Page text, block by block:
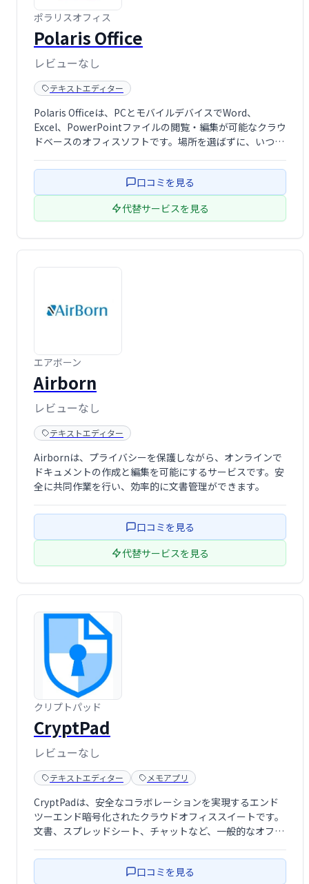
ポラリスオフィス
Polaris Office
レビューなし
テキストエディター
Polaris Officeは、PCとモバイルデバイスでWord、
Excel、PowerPointファイルの閲覧・編集が可能なクラウ
ドベースのオフィスソフトです。場所を選ばずに、いつで
と高い互換性を備え、ビジネスシーンを効率化します。
口コミを見る
代替サービスを見る
エアボーン
Airborn
レビューなし
テキストエディター
Airbornは、プライバシーを保護しながら、オンラインで
ドキュメントの作成と編集を可能にするサービスです。安
全に共同作業を行い、効率的に文書管理ができます。
口コミを見る
代替サービスを見る
クリプトパッド
CryptPad
レビューなし
テキストエディター メモアプリ
CryptPadは、安全なコラボレーションを実現するエンド
ツーエンド暗号化されたクラウドオフィススイートです。
文書、スプレッドシート、チャットなど、一般的なオフィ
信前にデータが暗号化されるため、ユーザーのみがアクセ
ス可能です。安心して共同作業を進め …
口コミを見る